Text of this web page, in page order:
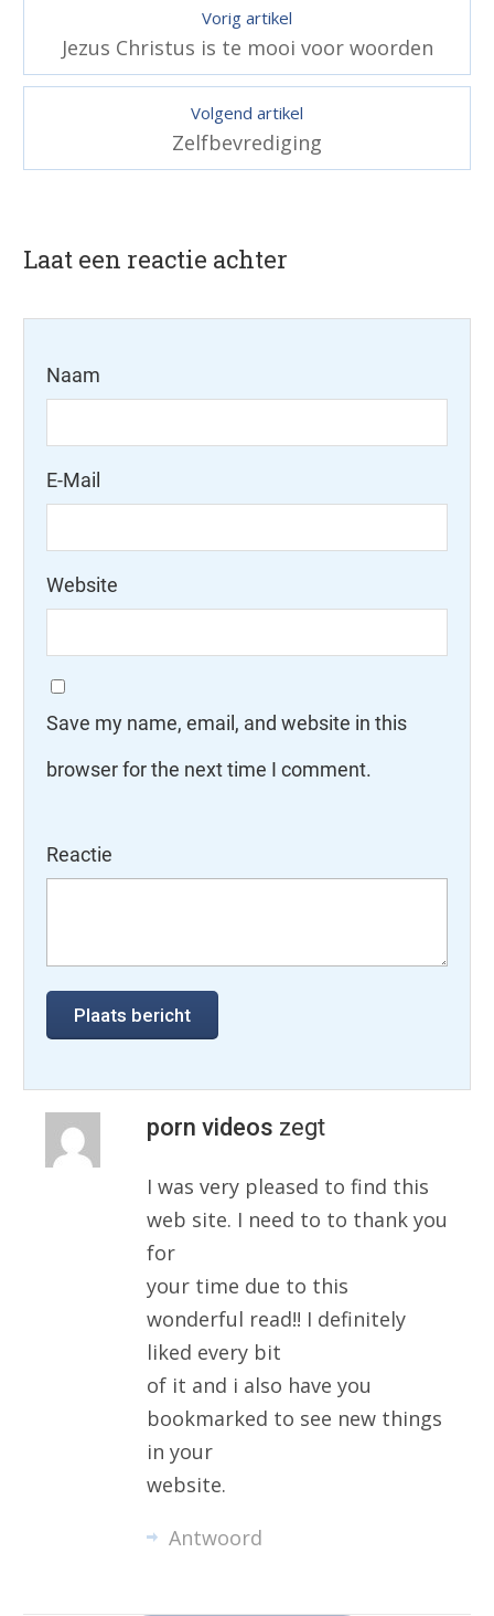
Vorig artikel
Jezus Christus is te mooi voor woorden
Volgend artikel
Zelfbevrediging
Laat een reactie achter
Naam
E-Mail
Website
Save my name, email, and website in this
browser for the next time I comment.
Reactie
porn videos zegt
I was very pleased to find this
web site. I need to to thank you
for
your time due to this
wonderful read!! I definitely
liked every bit
of it and i also have you
bookmarked to see new things
in your
website.
Antwoord